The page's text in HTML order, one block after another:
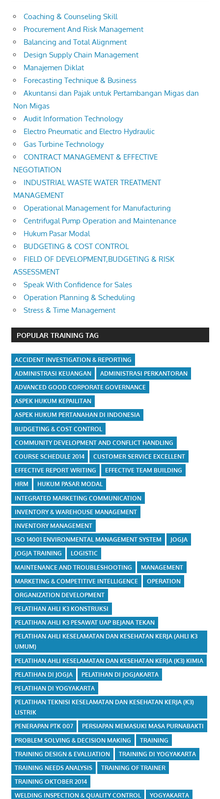
Coaching & Counseling Skill
Procurement And Risk Management
Balancing and Total Alignment
Design Supply Chain Management
Manajemen Diklat
Forecasting Technique & Business
Akuntansi dan Pajak untuk Pertambangan Migas dan
Non Migas
Audit Information Technology
Electro Pneumatic and Electro Hydraulic
Gas Turbine Technology
CONTRACT MANAGEMENT & EFFECTIVE
NEGOTIATION
INDUSTRIAL WASTE WATER TREATMENT
MANAGEMENT
Operational Management for Manufacturing
Centrifugal Pump Operation and Maintenance
Hukum Pasar Modal
BUDGETING & COST CONTROL
FIELD OF DEVELOPMENT,BUDGETING & RISK
ASSESSMENT
Speak With Confidence for Sales
Operation Planning & Scheduling
Stress & Time Management
POPULAR TRAINING TAG
ACCIDENT INVESTIGATION & REPORTING
ADMINISTRASI KEUANGAN
ADMINISTRASI PERKANTORAN
ADVANCED GOOD CORPORATE GOVERNANCE
ASPEK HUKUM KEPAILITAN
ASPEK HUKUM PERTANAHAN DI INDONESIA
BUDGETING & COST CONTROL
COMMUNITY DEVELOPMENT AND CONFLICT HANDLING
COURSE SCHEDULE 2014
CUSTOMER SERVICE EXCELLENT
EFFECTIVE REPORT WRITING
EFFECTIVE TEAM BUILDING
HRM
HUKUM PASAR MODAL
INTEGRATED MARKETING COMMUNICATION
INVENTORY & WAREHOUSE MANAGEMENT
INVENTORY MANAGEMENT
ISO 14001 ENVIRONMENTAL MANAGEMENT SYSTEM
JOGJA
JOGJA TRAINING
LOGISTIC
MAINTENANCE AND TROUBLESHOOTING
MANAGEMENT
MARKETING & COMPETITIVE INTELLIGENCE
OPERATION
ORGANIZATION DEVELOPMENT
PELATIHAN AHLI K3 KONSTRUKSI
PELATIHAN AHLI K3 PESAWAT UAP BEJANA TEKAN
PELATIHAN AHLI KESELAMATAN DAN KESEHATAN KERJA (AHLI K3
UMUM)
PELATIHAN AHLI KESELAMATAN DAN KESEHATAN KERJA (K3) KIMIA
PELATIHAN DI JOGJA
PELATIHAN DI JOGJAKARTA
PELATIHAN DI YOGYAKARTA
PELATIHAN TEKNISI KESELAMATAN DAN KESEHATAN KERJA (K3)
LISTRIK
PENERAPAN PTK 007
PERSIAPAN MEMASUKI MASA PURNABAKTI
PROBLEM SOLVING & DECISION MAKING
TRAINING
TRAINING DESIGN & EVALUATION
TRAINING DI YOGYAKARTA
TRAINING NEEDS ANALYSIS
TRAINING OF TRAINER
TRAINING OKTOBER 2014
WELDING INSPECTION & QUALITY CONTROL
YOGYAKARTA